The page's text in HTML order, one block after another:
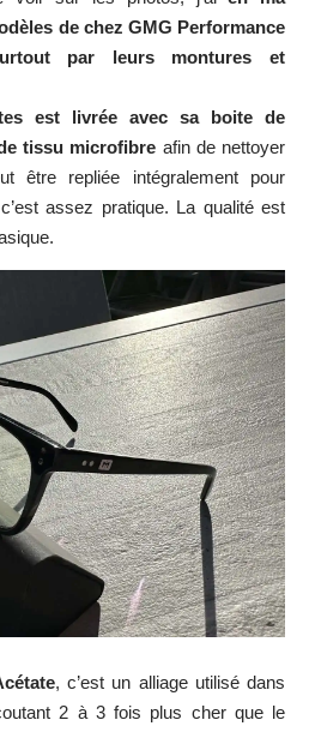
de chez GMG Performance
par leurs montures et
est livrée avec sa boite de
tissu microfibre afin de nettoyer
être repliée intégralement pour
assez pratique. La qualité est
, c’est un alliage utilisé dans
2 à 3 fois plus cher que le